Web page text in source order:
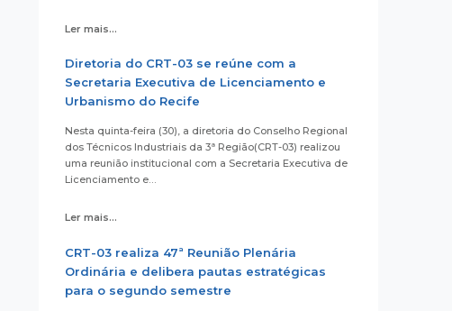
Ler mais...
Diretoria do CRT-03 se reúne com a
Secretaria Executiva de Licenciamento e
Urbanismo do Recife
Nesta quinta-feira (30), a diretoria do Conselho Regional
dos Técnicos Industriais da 3ª Região(CRT-03) realizou
uma reunião institucional com a Secretaria Executiva de
Licenciamento e…
Ler mais...
CRT-03 realiza 47ª Reunião Plenária
Ordinária e delibera pautas estratégicas
para o segundo semestre